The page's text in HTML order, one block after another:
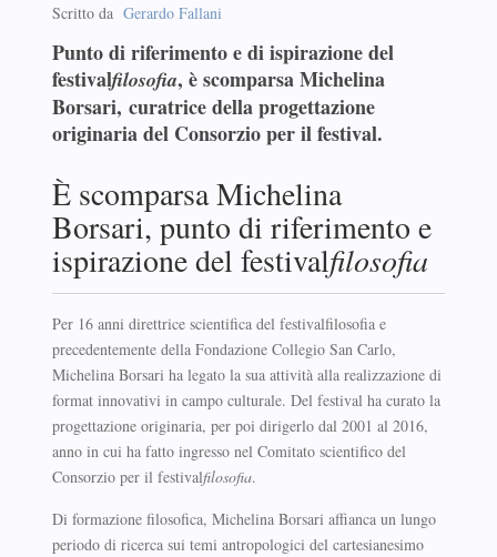
Scritto da Gerardo Fallani
Punto di riferimento e di ispirazione del
festivalfilosofia, è scomparsa Michelina
Borsari, curatrice della progettazione
originaria del Consorzio per il festival.
È scomparsa Michelina
Borsari, punto di riferimento e
ispirazione del festivalfilosofia
Per 16 anni direttrice scientifica del festivalfilosofia e
precedentemente della Fondazione Collegio San Carlo,
Michelina Borsari ha legato la sua attività alla realizzazione di
format innovativi in campo culturale. Del festival ha curato la
progettazione originaria, per poi dirigerlo dal 2001 al 2016,
anno in cui ha fatto ingresso nel Comitato scientifico del
Consorzio per il festivalfilosofia.
Di formazione filosofica, Michelina Borsari affianca un lungo
periodo di ricerca sui temi antropologici del cartesianesimo